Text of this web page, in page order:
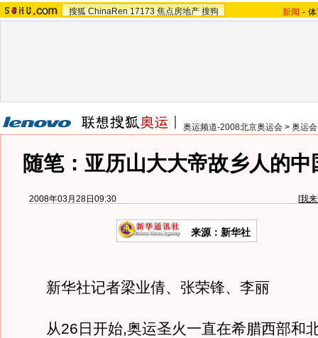
搜狐 ChinaRen 17173 焦点房地产 搜狗 新闻 -
奥运频道-2008北京奥运会 > 奥运
随笔：亚历山大大帝故乡人的
2008年03月28日09:30 [我
来源：新华社
新华社记者梁业倩、张荣锋、李丽
从26日开始,奥运圣火一直在希腊西部和